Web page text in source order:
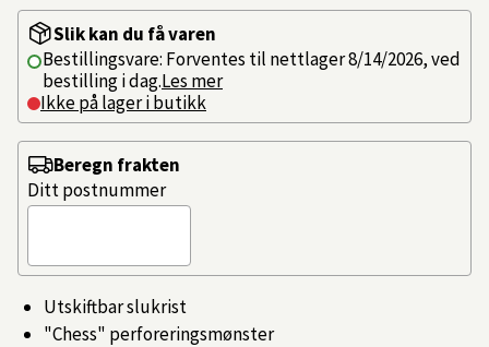
Slik kan du få varen
Bestillingsvare: Forventes til nettlager 8/14/2026, ved
bestilling i dag.Les mer
Ikke på lager i butikk
Utskiftbar slukrist
"Chess" perforeringsmønster
Beregn frakten
Ditt postnummer